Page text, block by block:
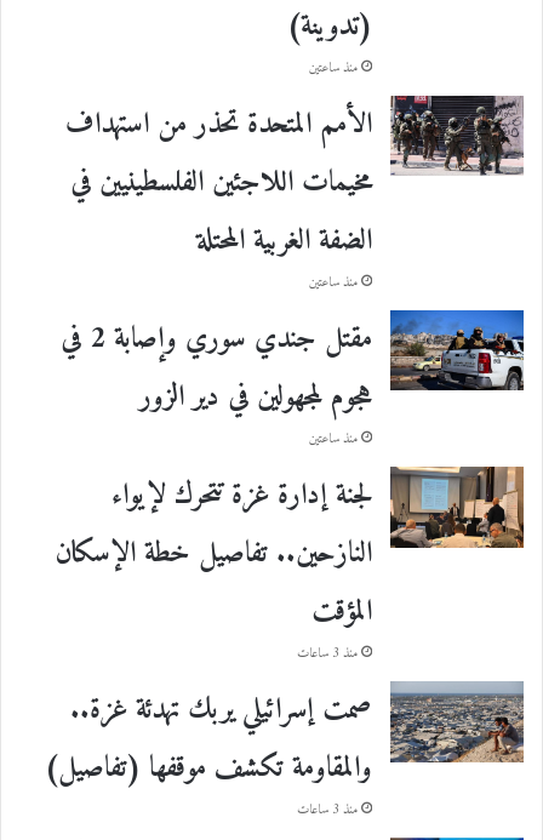
(تدوينة)
منذ ساعتين
الأمم المتحدة تحذر من استهداف
مخيمات اللاجئين الفلسطينيين في
الضفة الغربية المحتلة
منذ ساعتين
مقتل جندي سوري وإصابة 2 في
هجوم لمجهولين في دير الزور
منذ ساعتين
لجنة إدارة غزة تتحرك لإيواء
النازحين.. تفاصيل خطة الإسكان
المؤقت
منذ 3 ساعات
صمت إسرائيلي يربك تهدئة غزة..
والمقاومة تكشف موقفها (تفاصيل)
منذ 3 ساعات